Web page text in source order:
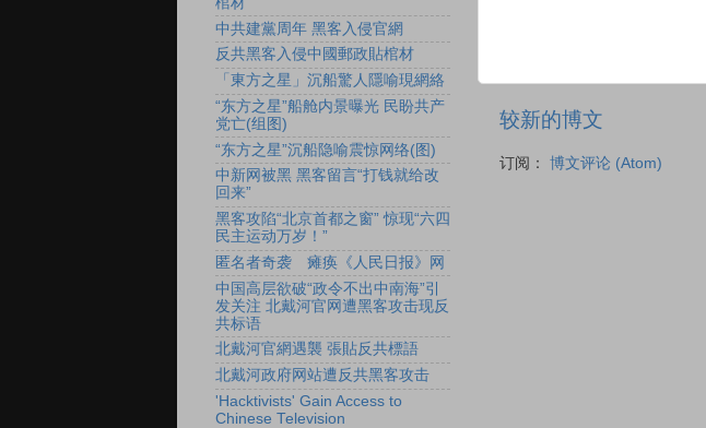
较新的博文
订阅： 博文评论 (Atom)
中共建黨周年 黑客入侵官網
反共黑客入侵中國郵政貼棺材
「東方之星」沉船驚人隱喻現網絡
“东方之星”船舱内景曝光 民盼共产
党亡(组图)
“东方之星”沉船隐喻震惊网络(图)
中新网被黑 黑客留言“打钱就给改
回来”
黑客攻陷“北京首都之窗” 惊现“六四
民主运动万岁！”
匿名者奇袭 瘫痪《人民日报》网
中国高层欲破“政令不出中南海”引
发关注 北戴河官网遭黑客攻击现反
共标语
北戴河官網遇襲 張貼反共標語
北戴河政府网站遭反共黑客攻击
'Hacktivists' Gain Access to
Chinese Television